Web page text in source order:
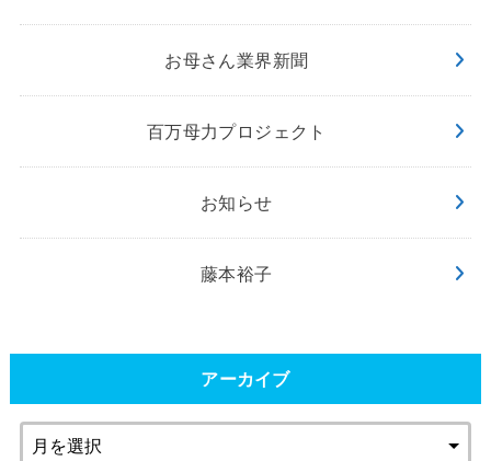
お母さん業界新聞
百万母力プロジェクト
お知らせ
藤本裕子
アーカイブ